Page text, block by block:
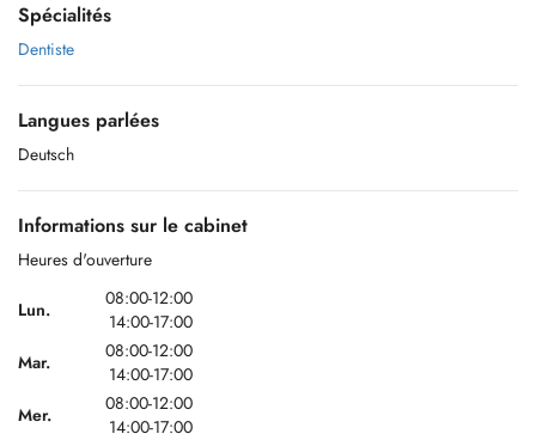
Spécialités
Dentiste
Langues parlées
Deutsch
Informations sur le cabinet
Heures d'ouverture
Lun.
08:00-12:00
14:00-17:00
Mar.
08:00-12:00
14:00-17:00
Mer.
08:00-12:00
14:00-17:00